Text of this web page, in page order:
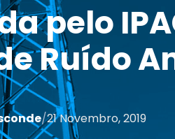
pelo
Ruído
/21 Novembro, 2019